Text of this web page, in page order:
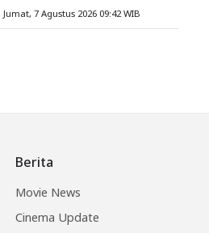
Taiwan yang Penuh Misteri
dan Teror Psikologis
Jumat, 7 Agustus 2026 09:42 WIB
Berita
Movie News
Cinema Update